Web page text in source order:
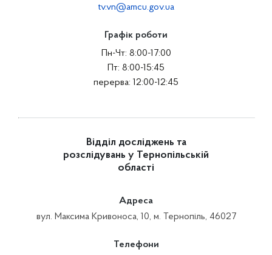
tv.vn@amcu.gov.ua
Графік роботи
Пн-Чт: 8:00-17:00
Пт: 8:00-15:45
перерва: 12:00-12:45
Відділ досліджень та
розслідувань у Тернопільській
області
Адреса
вул. Максима Кривоноса, 10, м. Тернопіль, 46027
Телефони